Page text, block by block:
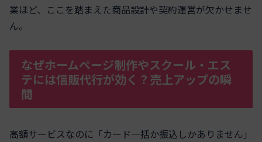
業ほど、ここを踏まえた商品設計や契約運営が欠かせませ
ん。
なぜホームページ制作やスクール・エス
テには信販代行が効く？売上アップの瞬
間
高額サービスなのに「カード一括か振込しかありません」